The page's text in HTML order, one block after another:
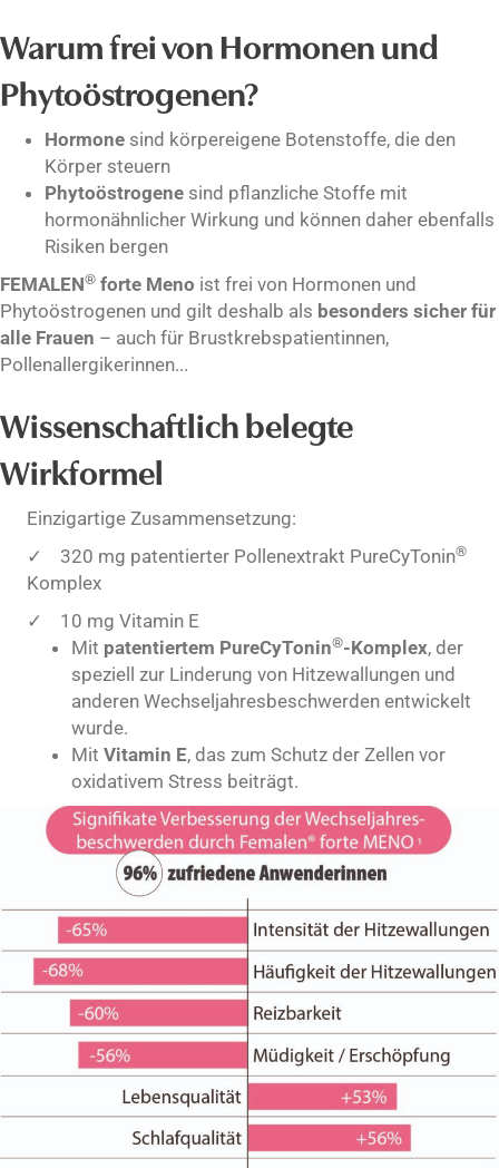
Warum frei von Hormonen und
Phytoöstrogenen?
Hormone sind körpereigene Botenstoffe, die den
Körper steuern
Phytoöstrogene sind pflanzliche Stoffe mit
hormonähnlicher Wirkung und können daher ebenfalls
Risiken bergen
FEMALEN® forte Meno ist frei von Hormonen und
Phytoöstrogenen und gilt deshalb als besonders sicher für
alle Frauen – auch für Brustkrebspatientinnen,
Pollenallergikerinnen...
Wissenschaftlich belegte
Wirkformel
Einzigartige Zusammensetzung:
✓ 320 mg patentierter Pollenextrakt PureCyTonin®
Komplex
✓ 10 mg Vitamin E
Mit patentiertem PureCyTonin®-Komplex, der
speziell zur Linderung von Hitzewallungen und
anderen Wechseljahresbeschwerden entwickelt
wurde.
Mit Vitamin E, das zum Schutz der Zellen vor
oxidativem Stress beiträgt.